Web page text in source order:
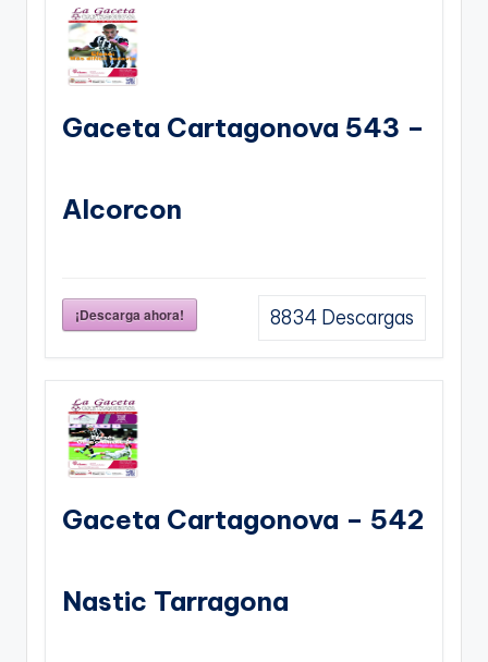
Gaceta Cartagonova 543 –
Alcorcon
¡Descarga ahora! 8834 Descargas
Gaceta Cartagonova – 542
Nastic Tarragona